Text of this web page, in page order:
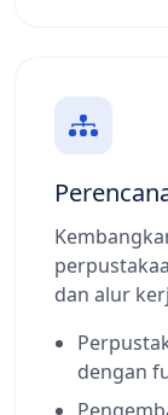
dan alur
dengan